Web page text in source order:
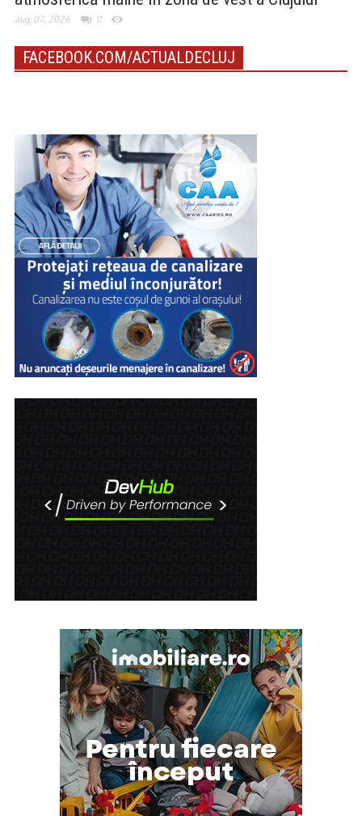
aug. 07, 2026 0
FACEBOOK.COM/ACTUALDECLUJ